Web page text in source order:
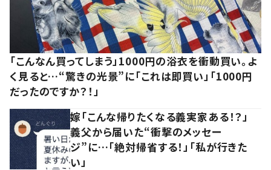
「こんなん買ってしまう」1000円の浴衣を衝動買い。よ
く見ると…“驚きの光景”に「これは即買い」「1000円
だったのですか？！」
嫁「こんな帰りたくなる義実家ある！？」
義父から届いた“衝撃のメッセー
ジ”に…「絶対帰省する！」「私が行きた
い」